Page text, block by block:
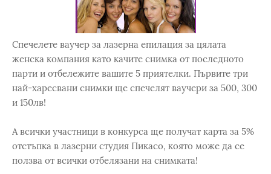
Спечелете ваучер за лазерна епилация за цялата
женска компания като качите снимка от последното
парти и отбележите вашите 5 приятелки. Първите три
най-харесвани снимки ще спечелят ваучери за 500, 300
и 150лв!
А всички участници в конкурса ще получат карта за 5%
отстъпка в лазерни студия Пикасо, която може да се
ползва от всички отбелязани на снимката!